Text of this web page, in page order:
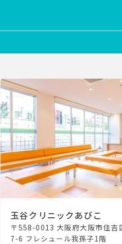
玉谷クリニックあびこ
〒558-0013 大阪府大阪市住吉
7-6 フレシュール我孫子1階